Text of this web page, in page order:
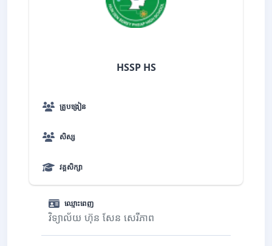
HSSP HS
គ្រូបង្រៀន
សិស្ស
វគ្គសិក្សា
ឈ្មោះពេញ
វិទ្យាល័យ ហ៊ុន សែន សេរីភាព